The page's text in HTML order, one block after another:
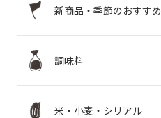
新商品・季節のおすすめ
調味料
米・小麦・シリアル